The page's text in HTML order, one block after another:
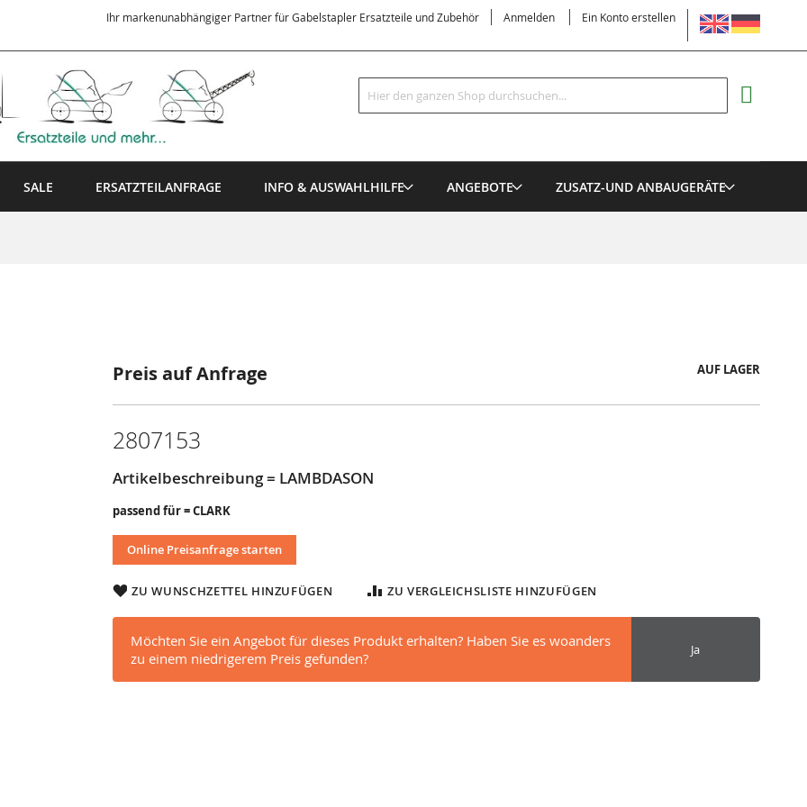
SPRACHE
Ihr markenunabhängiger Partner für Gabelstapler Ersatzteile und Zubehör Anmelden Ein Konto erstellen
Suche
Suche
SALE ERSATZTEILANFRAGE INFO & AUSWAHLHILFE ANGEBOTE ZUSATZ-UND ANBAUGERÄTE
Preis auf Anfrage AUF LAGER
2807153
Artikelbeschreibung = LAMBDASON
passend für = CLARK
Online Preisanfrage starten
ZU WUNSCHZETTEL HINZUFÜGEN ZU VERGLEICHSLISTE HINZUFÜGEN
Möchten Sie ein Angebot für dieses Produkt erhalten? Haben Sie es woanders
zu einem niedrigerem Preis gefunden?
Ja